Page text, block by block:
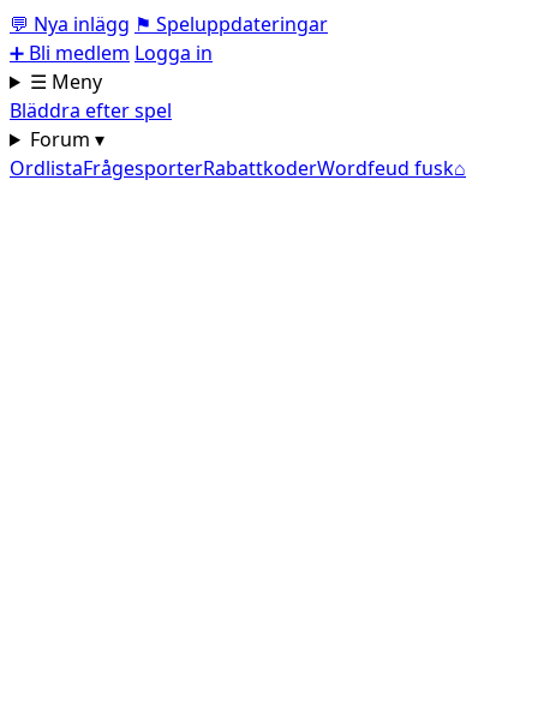
💬 Nya inlägg ⚑ Speluppdateringar
➕ Bli medlem Logga in
☰ Meny
Bläddra efter spel
Forum ▾
OrdlistaFrågesporterRabattkoderWordfeud fusk⌂